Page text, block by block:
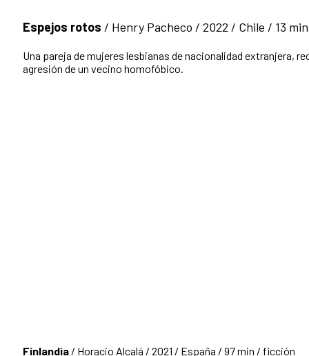
Espejos rotos / Henry Pacheco / 2022 / Chile / 13
Una pareja de mujeres lesbianas de nacionalidad extranjera,
agresión de un vecino homofóbico.
Finlandia / Horacio Alcalá / 2021 / España / 97 min / ficción